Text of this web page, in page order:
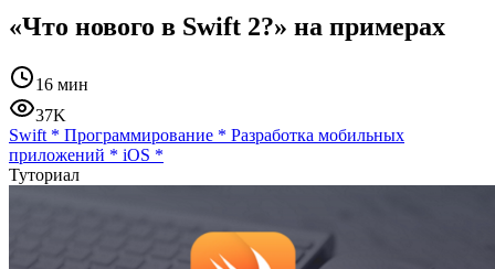
«Что нового в Swift 2?» на примерах
16 мин
37K
Swift * Программирование * Разработка мобильных
приложений * iOS *
Туториал